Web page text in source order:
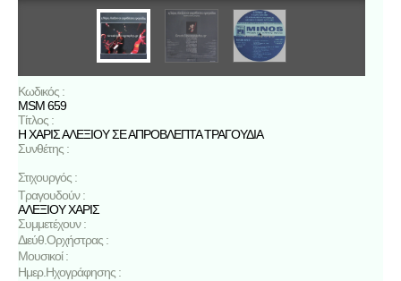
Κωδικός :
MSM 659
Τίτλος :
Η ΧΑΡΙΣ ΑΛΕΞΙΟΥ ΣΕ ΑΠΡΟΒΛΕΠΤΑ ΤΡΑΓΟΥΔΙΑ
Συνθέτης :
Στιχουργός :
Τραγουδούν :
ΑΛΕΞΙΟΥ ΧΑΡΙΣ
Συμμετέχουν :
Διεύθ.Ορχήστρας :
Μουσικοί :
Ημερ.Ηχογράφησης :